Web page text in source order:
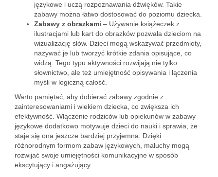
językowe i uczą rozpoznawania dźwięków. Takie
zabawy można łatwo dostosować do poziomu dziecka.
Zabawy z obrazkami – Używanie książeczek z
ilustracjami lub kart do obrazków pozwala dzieciom na
wizualizację słów. Dzieci mogą wskazywać przedmioty,
nazywać je lub tworzyć krótkie zdania opisujące, co
widzą. Tego typu aktywności rozwijają nie tylko
słownictwo, ale też umiejętność opisywania i łączenia
myśli w logiczną całość.
Warto pamiętać, aby dobierać zabawy zgodnie z
zainteresowaniami i wiekiem dziecka, co zwiększa ich
efektywność. Włączenie rodziców lub opiekunów w zabawy
językowe dodatkowo motywuje dzieci do nauki i sprawia, że
staje się ona jeszcze bardziej przyjemna. Dzięki
różnorodnym formom zabaw językowych, maluchy mogą
rozwijać swoje umiejętności komunikacyjne w sposób
ekscytujący i angażujący.